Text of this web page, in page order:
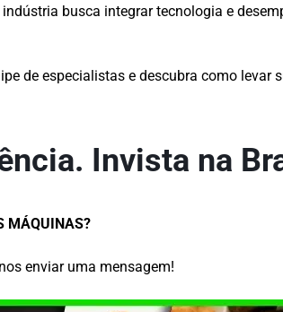
busca integrar tecnologia e
de especialistas e descubra como levar
Invista na
MÁQUINAS?
enviar uma mensagem!